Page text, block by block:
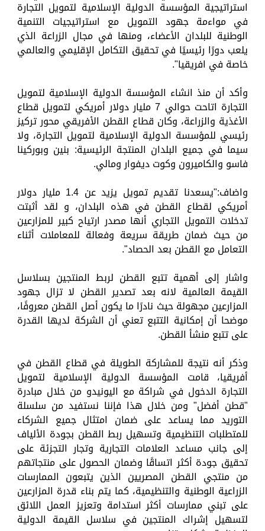
استراتيجية المؤسسة الدولية الإسلامية لتمويل التجارة
في مواءمة جهود التمويل مع استراتيجيات التنمية
الوطنية للبلدان الأعضاء، ومنها في مجال الزراعة الذي
يلعب دورًا رئيسيًا في تحقيق التكامل الإقليمي والعالمي
خاصة في افريقيا".
وأكد أن منذ انشاء المؤسسة الدولية الإسلامية لتمويل
التجارة اتاحت حوالي 7 مليار دولار أمريكي لتمويل قطاع
الأغذية والزراعة، وكان قطاع القطن الأفريقي محور تركيز
رئيسي للمؤسسة الدولية الإسلامية لتمويل التجارة، ولا
سيما في جميع البلدان المنتجة الرئيسية: بنين وبوركينا
فاسو والكاميرون وكوت ديفوار ومالي.
واضاف:"يسعدنا تقديم تمويل يزيد عن 1.4 مليار دولار
أمريكي لقطاع القطن في هذه البلدان، و لقد أثبتت
تدخلات التمويل التجاري أنها مصدر ارتياح كبير للمزارعين
من حيث ضمان طريقة سريعة وفعالة للمعاملات أثناء
التعامل مع القطن بعد الحصاد".
واشار إلى أهمية تتبع القطن لربط المنتجين بسلاسل
القيمة العالمية لانه بعد تصدير القطن لا تزال جهود
المزارعين مجهولة حيث نادرًا ما يكون أصل القطن معروفًا،
موضحا أن إمكانية التتبع تعني أن الشركة لديها القدرة
على تتبع منشأ القطن.
وذكر أنه نتيجة للمشاركة الطويلة في قطاع القطن في
أفريقيا، قامت المؤسسة الدولية الإسلامية لتمويل
التجارة الدخول في شراكة مع اليونيدو من خلال مبادرة
"قطن أفضل" ومن خلال هذا فإننا نستفيد من سلسلة
التوريد مما يساعد على ضمان امتثال جميع الشركاء
للمتطلبات التنظيمية وتسهيل ربط القطن بجودة الألياف
إلى جانب مساعد العلامات التجارية وتجار التجزئة على
تحقيق جودة أكثر اتساقًا وضمان الحصول على منتجاتهم
من منتجي القطن المصريين الذين يتبعون الممارسات
الزراعية الوطنية والتنظيمية، كما يتم بناء قدرة المزارعين
على تبني ممارسات أكثر استدامة وتعزيز العمل اللائق
لتسهيل إشراك المنتجين في سلاسل القيمة الدولية